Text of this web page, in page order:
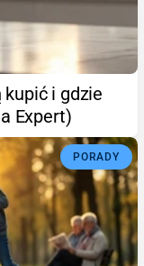
i gdzie
Expert)
PORADY